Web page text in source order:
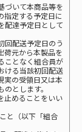
づいて本商品等を
指定する予定日に
配達予定日として
回配送予定日のう
荷元から本製品を
ことなく組合員が
ける当該初回配送
実の受領日又は本
とします。
止めることをいい
と（以下「組合